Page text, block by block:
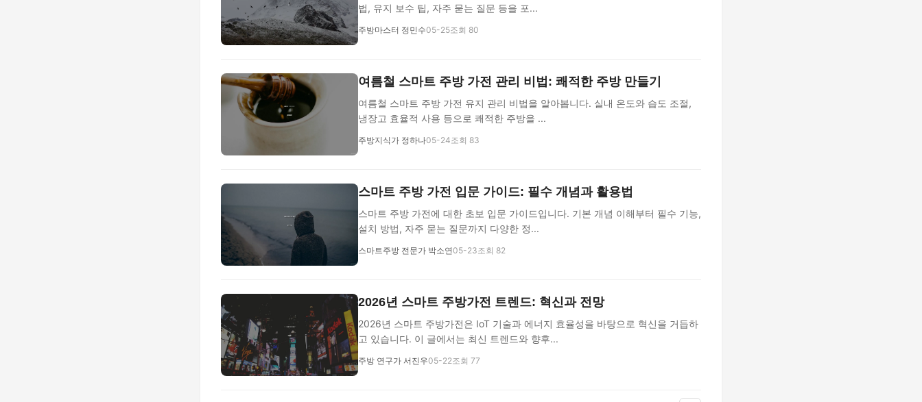
법, 유지 보수 팁, 자주 묻는 질문 등을 포...
주방마스터 정민수05-25조회 80
여름철 스마트 주방 가전 관리 비법: 쾌적한 주방 만들기
여름철 스마트 주방 가전 유지 관리 비법을 알아봅니다. 실내 온도와 습도 조절,
냉장고 효율적 사용 등으로 쾌적한 주방을 ...
주방지식가 정하나05-24조회 83
스마트 주방 가전 입문 가이드: 필수 개념과 활용법
스마트 주방 가전에 대한 초보 입문 가이드입니다. 기본 개념 이해부터 필수 기능,
설치 방법, 자주 묻는 질문까지 다양한 정...
스마트주방 전문가 박소연05-23조회 82
2026년 스마트 주방가전 트렌드: 혁신과 전망
2026년 스마트 주방가전은 IoT 기술과 에너지 효율성을 바탕으로 혁신을 거듭하
고 있습니다. 이 글에서는 최신 트렌드와 향후...
주방 연구가 서진우05-22조회 77